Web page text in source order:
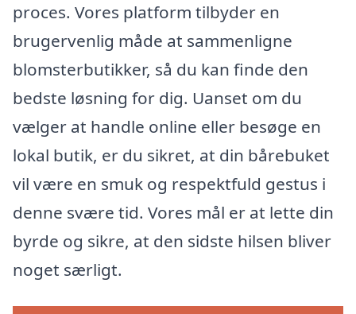
proces. Vores platform tilbyder en
brugervenlig måde at sammenligne
blomsterbutikker, så du kan finde den
bedste løsning for dig. Uanset om du
vælger at handle online eller besøge en
lokal butik, er du sikret, at din bårebuket
vil være en smuk og respektfuld gestus i
denne svære tid. Vores mål er at lette din
byrde og sikre, at den sidste hilsen bliver
noget særligt.